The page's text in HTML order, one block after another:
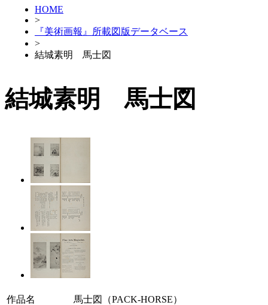
HOME
>
『美術画報』所載図版データベース
>
結城素明 馬士図
結城素明 馬士図
作品名
馬士図（PACK-HORSE）